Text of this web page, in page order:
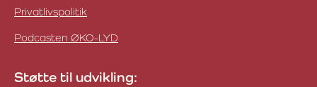
Privatlivspolitik
Podcasten ØKO-LYD
Støtte til udvikling: